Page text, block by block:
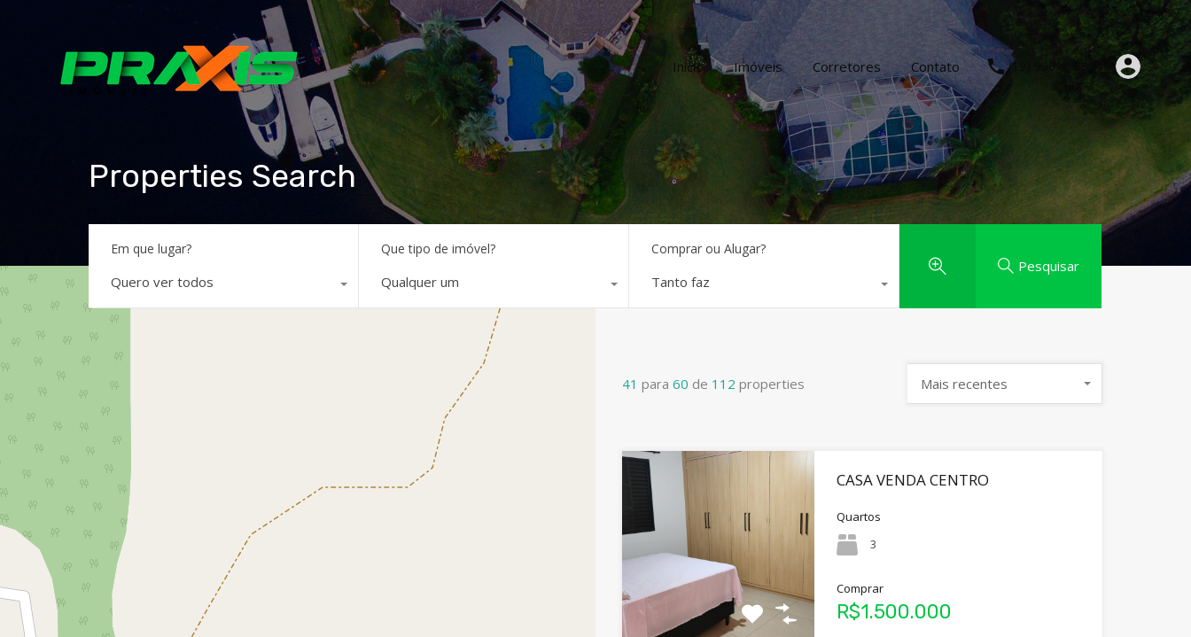
Início Imóveis Corretores Contato (19) 99612-3854
Properties Search
Em que lugar?
Quero ver todos
Que tipo de imóvel?
Qualquer um
Comprar ou Alugar?
Tanto faz
Pesquisar
41 para 60 de 112 properties Mais recentes
CASA VENDA CENTRO
Quartos
3
Comprar
R$1.500.000